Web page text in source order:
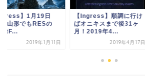
】1月19日
山形でもRESの
2019年1月11日
【Ingress】順調に行け
ばオニキスまで後31ヶ
月！2019年4...
2019年4月17日